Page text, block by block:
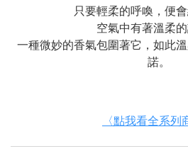
只要輕柔的呼喚，便會
空氣中有著溫柔的
一種微妙的香氣包圍著它，如此
諾。
〈點我看全系列